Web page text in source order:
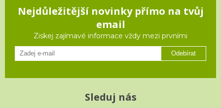
Nejdůležitější novinky přímo na tvůj
email
Ziskej zajímavé informace vždy mezi prvními
Odebírat
Sleduj nás